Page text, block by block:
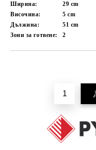
Ширина:
29 cm
Височина:
5cm
Дължина:
51 cm
Зони за готвене:
2